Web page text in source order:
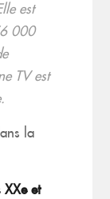
est
000
TV est
la
et